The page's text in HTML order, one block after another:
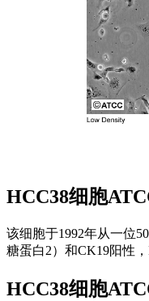
HCC38细胞
该细胞于1992年从一位
糖蛋白2）和CK19阳性，
HCC38细胞